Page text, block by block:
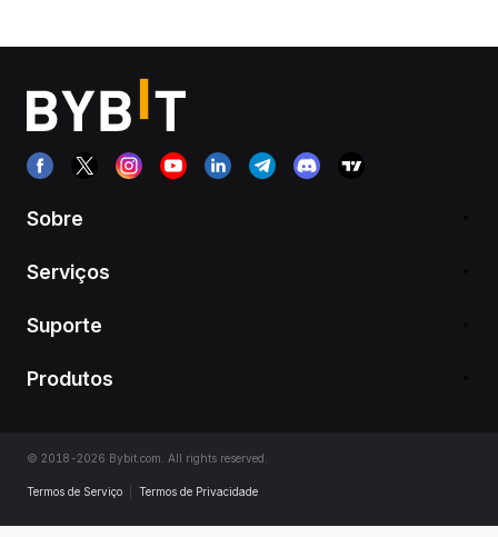
Sobre
Serviços
Suporte
Produtos
© 2018-2026 Bybit.com. All rights reserved.
Termos de Serviço Termos de Privacidade